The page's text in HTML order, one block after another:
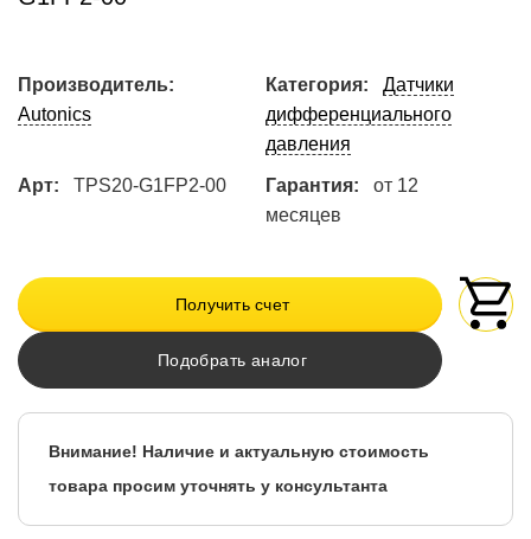
Производитель:
Autonics
Категория:
Датчики
дифференциального
давления
Арт: TPS20-G1FP2-00 Гарантия:
от 12
месяцев
Получить счет
Подобрать аналог
Внимание! Наличие и актуальную стоимость
товара просим уточнять у консультанта